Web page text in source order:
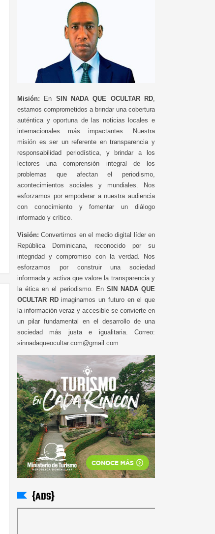
Misión: En SIN NADA QUE OCULTAR RD
estamos comprometidos a brindar una cobertura
auténtica y oportuna de las noticias locales e
internacionales más impactantes. Nuestra
misión es ser un referente en transparencia y
responsabilidad periodística, y brindar a los
lectores una comprensión integral de los
problemas que afectan el periodismo,
acontecimientos sociales y mundiales. Nos
esforzamos por empoderar a nuestra audiencia
con conocimiento y fomentar un diálogo
informado y crítico.
Visión: Convertirnos en el medio digital líder en
República Dominicana, reconocido por su
integridad y compromiso con la verdad. Nos
esforzamos por construir una sociedad
informada y activa que valore la transparencia y
la ética en el periodismo. En SIN NADA QUE
OCULTAR RDimaginamos un futuro en el que
la información veraz y accesible se convierte en
un pilar fundamental en el desarrollo de una
sociedad más justa e igualitaria. Correo:
sinnadaqueocultar.com@gmail.com
{ADS}